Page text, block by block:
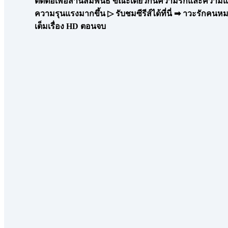
ความรุนแรงมากขึ้น ▷ รับชมซีรีส์ได้ที่นี่ ➡ าวะรักคนหม
เต็มเรื่อง HD ตอนจบ